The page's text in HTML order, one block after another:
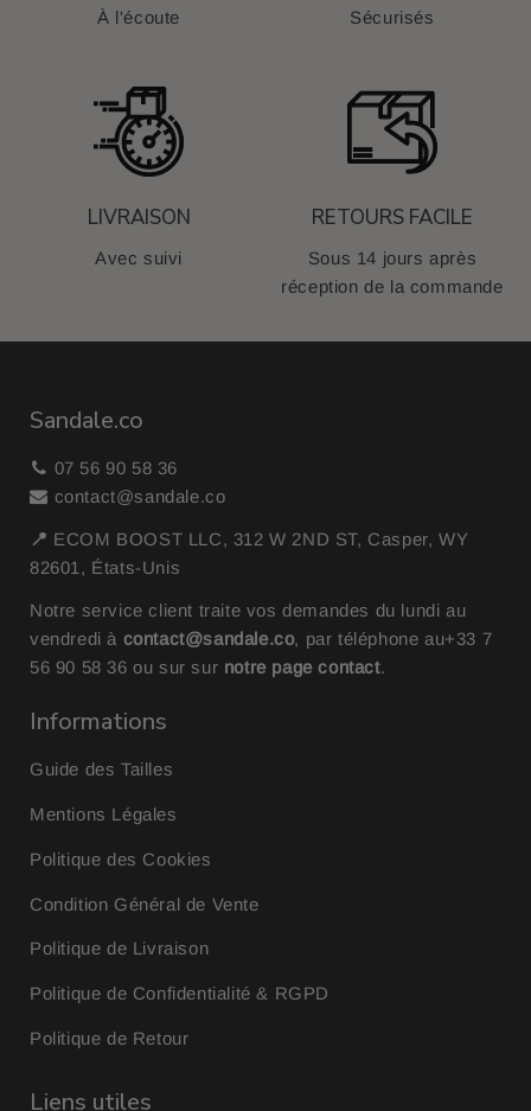
À l'écoute Sécurisés
LIVRAISON
Avec suivi
RETOURS FACILE
Sous 14 jours après
réception de la commande
Sandale.co
07 56 90 58 36
contact@sandale.co
📍 ECOM BOOST LLC, 312 W 2ND ST, Casper, WY
82601, États-Unis
Notre service client traite vos demandes du lundi au
vendredi à contact@sandale.co, par téléphone au+33 7
56 90 58 36ou sur sur notre page contact.
Informations
Guide des Tailles
Mentions Légales
Politique des Cookies
Condition Général de Vente
Politique de Livraison
Politique de Confidentialité & RGPD
Politique de Retour
Liens utiles